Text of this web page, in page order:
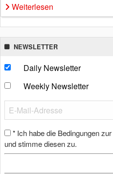
Weiterlesen
NEWSLETTER
Daily Newsletter
Weekly Newsletter
* Ich habe die Bedingungen
und stimme diesen zu.